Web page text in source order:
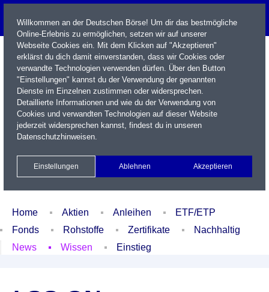
Name / WKN / ISIN / Kürzel
Xetra Realtime
Watchlist Portfolio Login
Home Aktien Anleihen
ETF/ETP
Fonds
Rohstoffe Zertifikate
Nachhaltig
News
Wissen Einstieg
Willkommen an der Deutschen Börse! Um dir das bestmögliche
Online-Erlebnis zu ermöglichen, setzen wir auf unserer
Webseite Cookies ein. Mit dem Klicken auf "Akzeptieren"
erklärst du dich damit einverstanden, dass wir Cookies oder
verwandte Technologien verwenden dürfen. Über den Button
"Einstellungen" kannst du der Verwendung der genannten
Dienste im Einzelnen zustimmen oder widersprechen.
Detaillierte Informationen und wie du der Verwendung von
Cookies und verwandten Technologien auf dieser Website
jederzeit widersprechen kannst, findest du in unseren
Datenschutzhinweisen.
Einstellungen Ablehnen Akzeptieren